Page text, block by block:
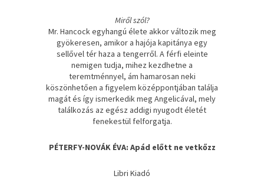
Miről szól?
Mr. Hancock egyhangú élete akkor változik meg
gyökeresen, amikor a hajója kapitánya egy
sellővel tér haza a tengerről. A férfi eleinte
nemigen tudja, mihez kezdhetne a
teremtménnyel, ám hamarosan neki
köszönhetően a figyelem középpontjában találja
magát és így ismerkedik meg Angelicával, mely
találkozás az egész addigi nyugodt életét
fenekestül felforgatja.
PÉTERFY-NOVÁK ÉVA: Apád ​előtt ne vetkőzz
Libri Kiadó